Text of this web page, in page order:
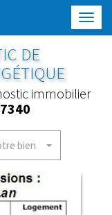
DE
immobilier
bien